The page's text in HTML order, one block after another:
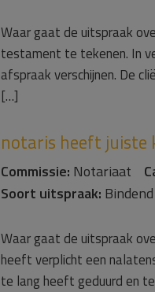
Waar gaat de uitspraak
testament te tekenen. In
afspraak verschijnen. De
[…]
notaris heeft juiste
Commissie: Notariaat
Soort uitspraak:
Waar gaat de uitspraak
heeft verplicht een
te lang heeft geduurd en